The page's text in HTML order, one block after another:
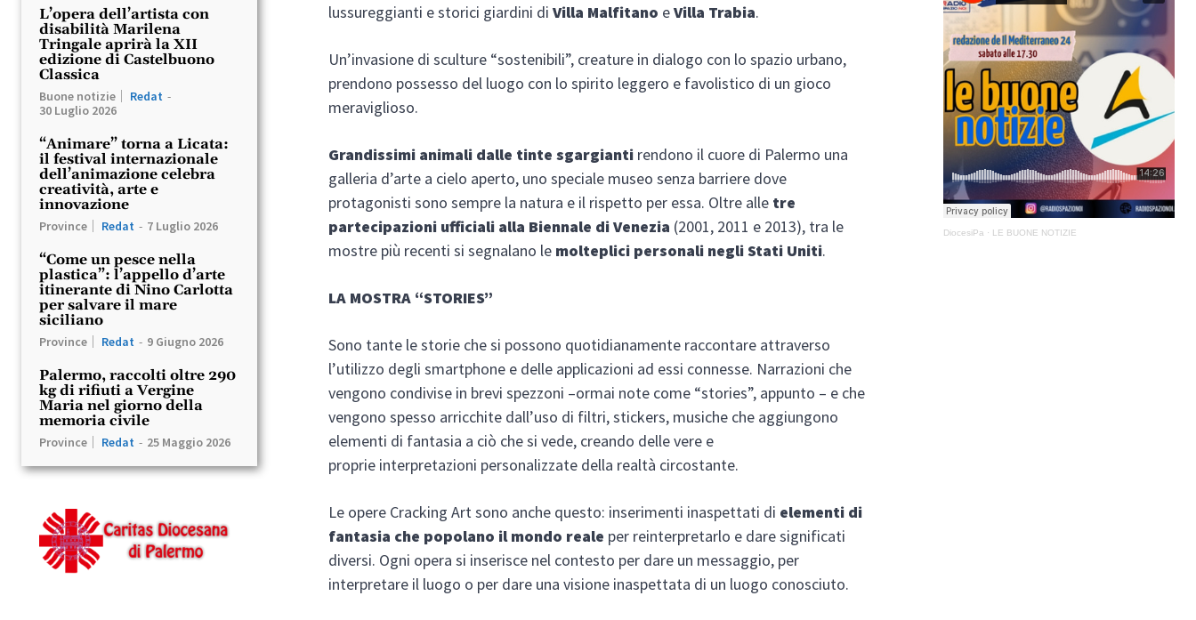
L’opera dell’artista con
disabilità Marilena
Tringale aprirà la XII
edizione di Castelbuono
Classica
Buone notizie Redat -
30 Luglio 2026
“Animare” torna a Licata:
il festival internazionale
dell’animazione celebra
creatività, arte e
innovazione
Province Redat - 7 Luglio 2026
“Come un pesce nella
plastica”: l’appello d’arte
itinerante di Nino Carlotta
per salvare il mare
siciliano
Province Redat - 9 Giugno 2026
Palermo, raccolti oltre 290
kg di rifiuti a Vergine
Maria nel giorno della
memoria civile
Province Redat - 25 Maggio 2026
lussureggianti e storici giardini diVilla Malfitano eVilla Trabia.
Un’invasione di sculture “sostenibili”, creature in dialogo con lo spazio urbano,
prendono possesso del luogo con lo spirito leggero e favolistico di un gioco
meraviglioso.
Grandissimi animali dalle tinte sgargianti rendono il cuore di Palermo una
galleria d’arte a cielo aperto, uno speciale museo senza barriere dove
protagonisti sono sempre la natura e il rispetto per essa. Oltre alle tre
partecipazioni ufficiali alla Biennale di Venezia (2001, 2011 e 2013), tra le
mostre più recenti si segnalano le molteplici personali negli Stati Uniti.
LA MOSTRA “STORIES”
Sono tante le storie che si possono quotidianamente raccontare attraverso
l’utilizzo degli smartphone e delle applicazioni ad essi connesse. Narrazioni che
vengono condivise in brevi spezzoni –ormai note come “stories”, appunto – e che
vengono spesso arricchite dall’uso di filtri, stickers, musiche che aggiungono
elementi di fantasia a ciò che si vede, creando delle vere e
proprie interpretazioni personalizzate della realtà circostante.
Le opere Cracking Art sono anche questo: inserimenti inaspettati di elementi di
fantasia che popolano il mondo reale per reinterpretarlo e dare significati
diversi. Ogni opera si inserisce nel contesto per dare un messaggio, per
interpretare il luogo o per dare una visione inaspettata di un luogo conosciuto.
DiocesiPa · LE BUONE NOTIZIE